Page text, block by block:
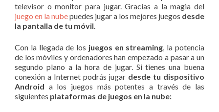
televisor o monitor para jugar. Gracias a la magia del
juego en la nubepuedes jugar a los mejores juegos desde
la pantalla de tu móvil.
Con la llegada de los juegos en streaming, la potencia
de los móviles y ordenadores han empezado a pasar a un
segundo plano a la hora de jugar. Si tienes una buena
conexión a Internet podrás jugar desde tu dispositivo
Android a los juegos más potentes a través de las
siguientes plataformas de juegos en la nube: